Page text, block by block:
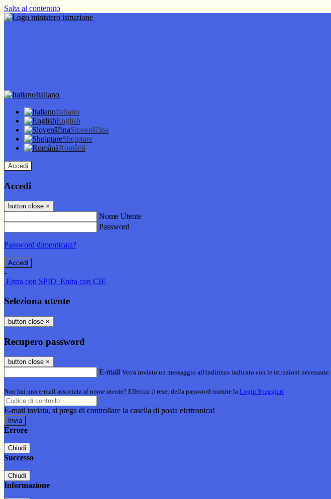
Salta al contenuto
Italiano
Italiano
English
Slovenščina
Shqiptare
Română
Accedi
Accedi
button close ×
Nome Utente
Password
Password dimenticata?
-
Entra con SPID Entra con CIE
Seleziona utente
button close ×
Recupero password
button close ×
E-mail Verrà inviato un messaggio all'indirizzo indicato con le istruzioni necessarie.
Non hai una e-mail associata al nome utente? Effettua il reset della password tramite la Login Spaggiari
E-mail inviata, si prega di controllare la casella di posta elettronica!
Errore
Chiudi
Successo
Chiudi
Informazione